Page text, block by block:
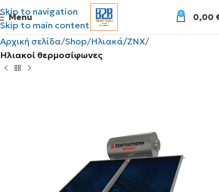
Skip to navigation
Skip to main content
Menu 0 0,00
Αρχική σελίδα Shop Ηλιακά/ΖΝΧ
Ηλιακοί θερμοσίφωνες